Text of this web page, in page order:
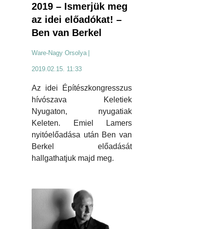
2019 – Ismerjük meg
az idei előadókat! –
Ben van Berkel
Ware-Nagy Orsolya |
2019.02.15. 11:33
Az idei Építészkongresszus
hívószava Keletiek
Nyugaton, nyugatiak
Keleten. Emiel Lamers
nyitóelőadása után Ben van
Berkel előadását
hallgathatjuk majd meg.